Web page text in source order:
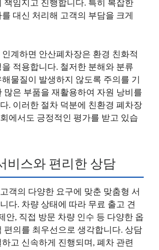
책임지고 진행합니다. 특히 복잡한
대신 처리해 고객의 부담을 크게
계하면 안산폐차장은 환경 친화적
적용합니다. 철저한 분해와 분류
물질이 발생하지 않도록 주의를 기
많은 부품을 재활용하여 자원 낭비를
. 이러한 절차 덕분에 친환경 폐차장
에서도 긍정적인 평가를 받고 있습
비스와 편리한 상담
객의 다양한 요구에 맞춘 맞춤형 서
다. 차량 상태에 따라 무료 출고 견
안, 직접 방문 차량 인수 등 다양한 옵
편의를 최우선으로 생각합니다. 상담
고 신속하게 진행되며, 폐차 관련